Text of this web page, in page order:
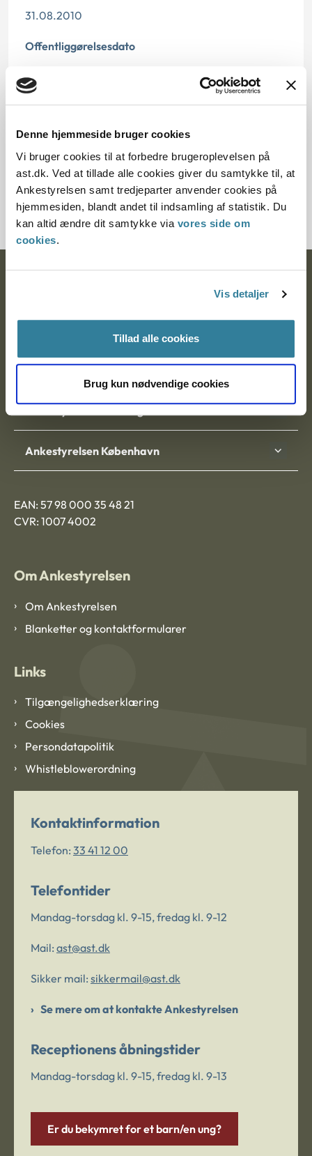
Denne hjemmeside bruger cookies
Vi bruger cookies til at forbedre brugeroplevelsen på
ast.dk. Ved at tillade alle cookies giver du samtykke til, at
Ankestyrelsen samt tredjeparter anvender cookies på
hjemmesiden, blandt andet til indsamling af statistik. Du
kan altid ændre dit samtykke via vores side om
cookies.
Vis detaljer
Tillad alle cookies
Brug kun nødvendige cookies
31.08.2010
Offentliggørelsesdato
10.07.2013
Paragraf
§ 88 § 15 § 108
Journalnummer
3500573-09
9000 Aalborg
Ankestyrelsen København
EAN: 57 98 000 35 48 21
CVR: 1007 4002
Om Ankestyrelsen
Om Ankestyrelsen
Blanketter og kontaktformularer
Links
Tilgængelighedserklæring
Cookies
Persondatapolitik
Whistleblowerordning
Kontaktinformation
Telefon: 33 41 12 00
Telefontider
Mandag-torsdag kl. 9-15, fredag kl. 9-12
Mail: ast@ast.dk
Sikker mail: sikkermail@ast.dk
Se mere om at kontakte Ankestyrelsen
Receptionens åbningstider
Mandag-torsdag kl. 9-15, fredag kl. 9-13
Er du bekymret for et barn/en ung?